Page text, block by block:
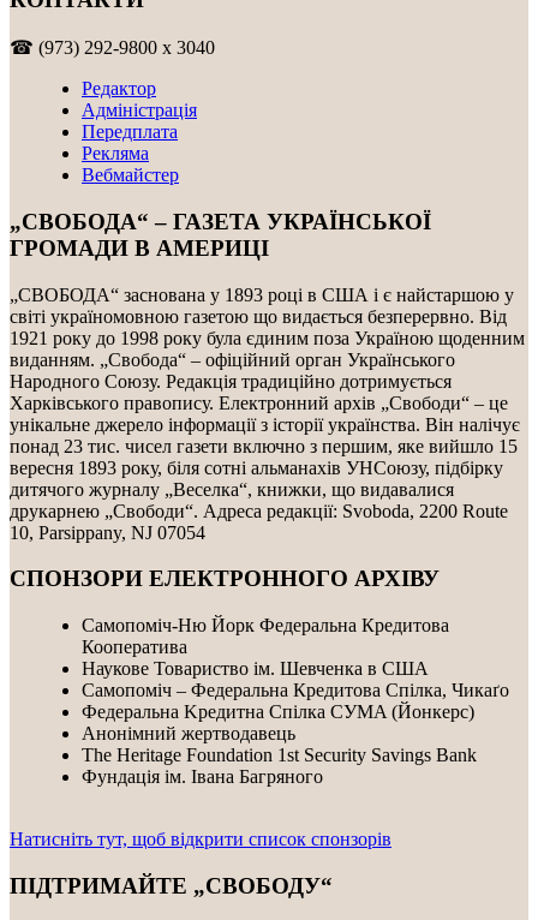
☎ (973) 292-9800 x 3040
Редактор
Адміністрація
Передплата
Рекляма
Вебмайстер
„СВОБОДА“ – ГАЗЕТА УКРАЇНСЬКОЇ
ГРОМАДИ В АМЕРИЦІ
„СВОБОДА“ заснована у 1893 році в США і є найстаршою у
світі україномовною газетою що видається безперервно. Від
1921 року до 1998 року була єдиним поза Україною щоденним
виданням. „Свобода“ – офіційний орган Українського
Народного Союзу. Редакція традиційно дотримується
Харківського правопису. Електронний архів „Свободи“ – це
унікальне джерело інформації з історії українства. Він налічує
понад 23 тис. чисел газети включно з першим, яке вийшло 15
вересня 1893 року, біля сотні альманахів УНСоюзу, підбірку
дитячого журналу „Веселка“, книжки, що видавалися
друкарнею „Свободи“. Адреса редакції: Svoboda, 2200 Route
10, Parsippany, NJ 07054
СПОНЗОРИ ЕЛЕКТРОННОГО АРХІВУ
Самопоміч-Ню Йорк Федеральна Кредитова
Кооператива
Наукове Товариство ім. Шевченка в США
Самопоміч – Федеральна Кредитова Спілка, Чикаґо
Федеральнa Kредитнa Спілка CУMA (Йонкерс)
Анонімний жертводавець
The Heritage Foundation 1st Security Savings Bank
Фундація ім. Івана Багряного
Натисніть тут, щоб відкрити список спонзорів
ПІДТРИМАЙТЕ „СВОБОДУ“